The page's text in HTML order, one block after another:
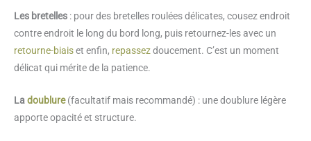
Les bretelles : pour des bretelles roulées délicates, cousez endroit
contre endroit le long du bord long, puis retournez-les avec un
retourne-biaiset enfin, repassezdoucement. C’est un moment
délicat qui mérite de la patience.
Ladoublure(facultatif mais recommandé) : une doublure légère
apporte opacité et structure.